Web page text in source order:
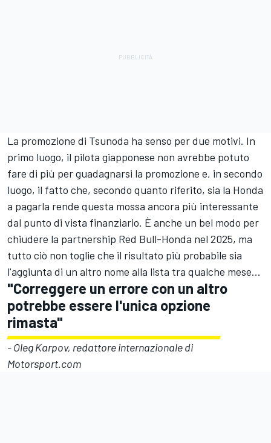
La promozione di Tsunoda ha senso per due motivi. In
primo luogo, il pilota giapponese non avrebbe potuto
fare di più per guadagnarsi la promozione e, in secondo
luogo, il fatto che, secondo quanto riferito, sia la Honda
a pagarla rende questa mossa ancora più interessante
dal punto di vista finanziario. È anche un bel modo per
chiudere la partnership Red Bull-Honda nel 2025, ma
tutto ciò non toglie che il risultato più probabile sia
l'aggiunta di un altro nome alla lista tra qualche mese...
"Correggere un errore con un altro
potrebbe essere l'unica opzione
rimasta"
- Oleg Karpov, redattore internazionale di
Motorsport.com